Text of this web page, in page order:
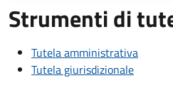
Strumenti di
Tutela amministrativa
Tutela giurisdizionale